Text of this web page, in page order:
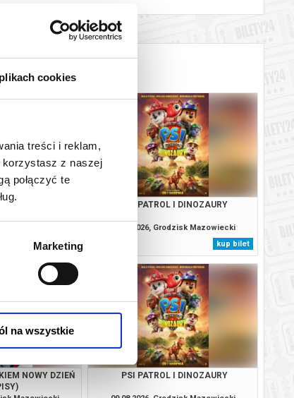
cookies
treści i reklam,
korzystasz z naszej
połączyć te
Marketing
na wszystkie
kup bilet
PSI PATROL I DINOZAURY
08.08.2026, Grodzisk Mazowiecki
kup bilet
NOWY DZIEŃ
PSI PATROL I DINOZAURY